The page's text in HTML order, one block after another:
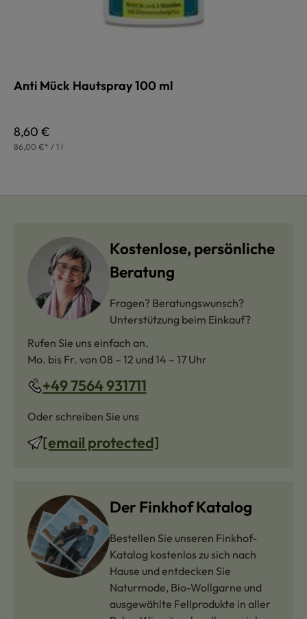
Anti Mück Hautspray 100 ml
Regulärer Preis:
8,60 €
86,00 €* / 1 l
Kostenlose, persönliche
Beratung
Fragen? Beratungswunsch?
Unterstützung beim Einkauf?
Rufen Sie uns einfach an.
Mo. bis Fr. von 08 – 12 und 14 – 17 Uhr
+49 7564 931711
Oder schreiben Sie uns
[email protected]
Der Finkhof Katalog
Bestellen Sie unseren Finkhof-
Katalog kostenlos zu sich nach
Hause und entdecken Sie
Naturmode, Bio-Wollgarne und
ausgewählte Fellprodukte in aller